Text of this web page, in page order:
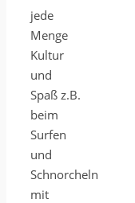
jede
Menge
Kultur
und
Spaß z.B.
beim
Surfen
und
Schnorcheln
mit